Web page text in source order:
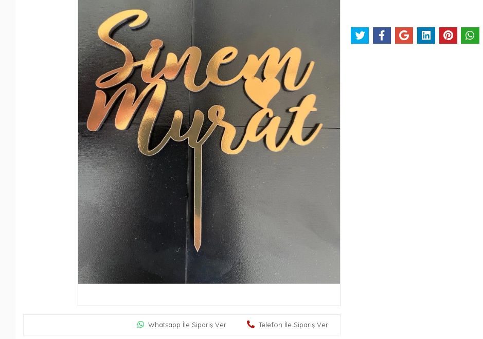
Whatsapp İle Sipariş Ver Telefon İle Sipariş Ver